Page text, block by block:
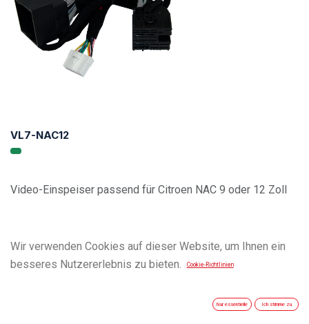
VL7-NAC12
Video-Einspeiser passend für Citroen NAC 9 oder 12 Zoll
Wir verwenden Cookies auf dieser Website, um Ihnen ein
besseres Nutzererlebnis zu bieten.
Cookie-Richtlinien
Nur essentielle Ich stimme zu